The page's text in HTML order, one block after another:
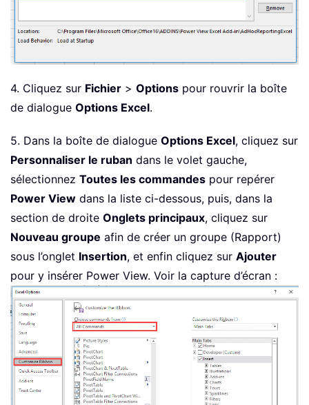
4. Cliquez sur Fichier > Options pour rouvrir la boîte
de dialogue Options Excel.
5. Dans la boîte de dialogue Options Excel, cliquez sur
Personnaliser le ruban dans le volet gauche,
sélectionnez Toutes les commandes pour repérer
Power View dans la liste ci-dessous, puis, dans la
section de droite Onglets principaux, cliquez sur
Nouveau groupe afin de créer un groupe (Rapport)
sous l’onglet Insertion, et enfin cliquez sur Ajouter
pour y insérer Power View. Voir la capture d’écran :